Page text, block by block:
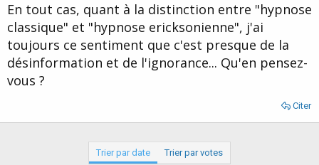
En tout cas, quant à la distinction entre "hypnose
classique" et "hypnose ericksonienne", j'ai
toujours ce sentiment que c'est presque de la
désinformation et de l'ignorance... Qu'en pensez-
vous ?
Citer
Trier par date Trier par votes